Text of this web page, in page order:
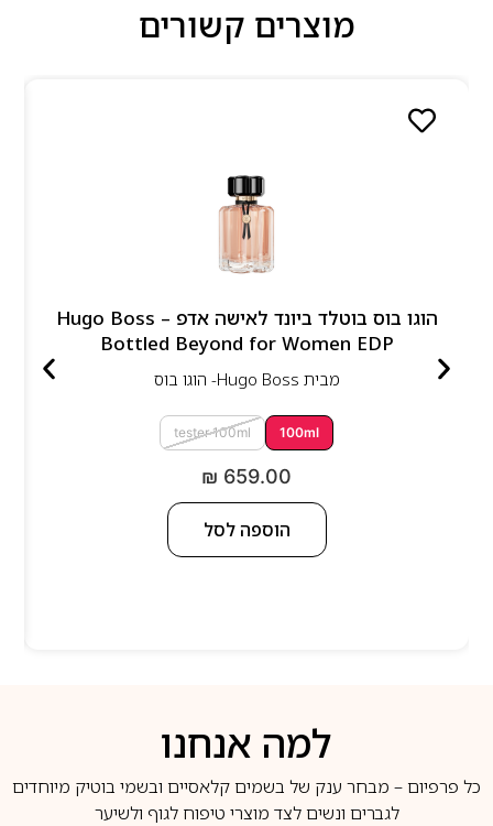
מוצרים קשורים
הוגו בוס בוטלד ביונד לאישה אדפ – Hugo Boss
Bottled Beyond for Women EDP
מבית Hugo Boss- הוגו בוס
100ml
tester 100ml
₪ 659.00
הוספה לסל
למה אנחנו
כל פרפיום – מבחר ענק של בשמים קלאסיים ובשמי בוטיק מיוחדים
לגברים ונשים לצד מוצרי טיפוח לגוף ולשיער